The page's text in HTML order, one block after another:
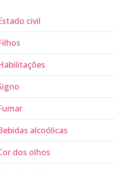
civil
alcoólicas
dos olhos